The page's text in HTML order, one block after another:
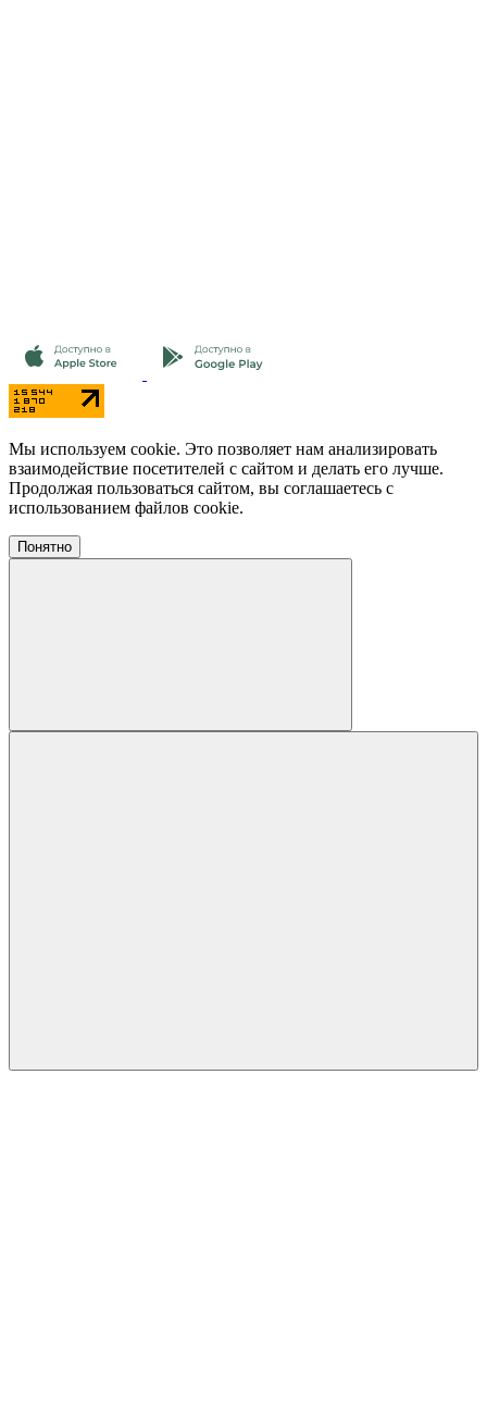
Мы используем cookie. Это позволяет нам анализировать
взаимодействие посетителей с сайтом и делать его лучше.
Продолжая пользоваться сайтом, вы соглашаетесь с
использованием файлов cookie.
Понятно